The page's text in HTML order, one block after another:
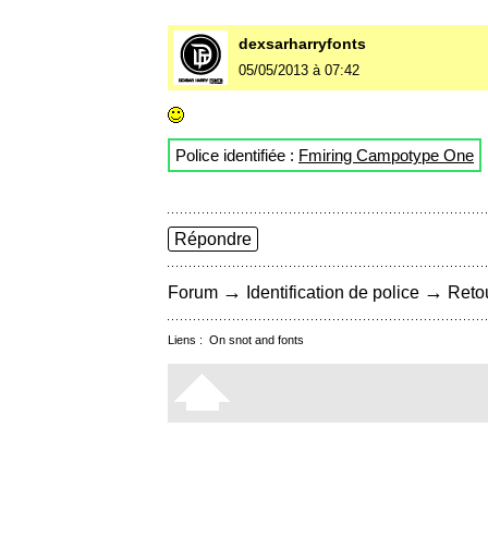
dexsarharryfonts
05/05/2013 à 07:42
Police identifiée : Fmiring Campotype One
Répondre
Forum → Identification de police →
Liens : On snot and fonts